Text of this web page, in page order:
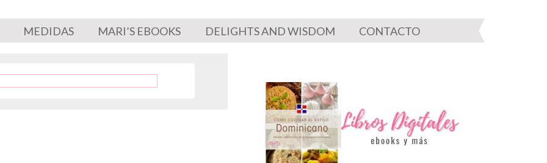
MEDIDAS MARI’S EBOOKS DELIGHTS AND WISDOM CONTACTO